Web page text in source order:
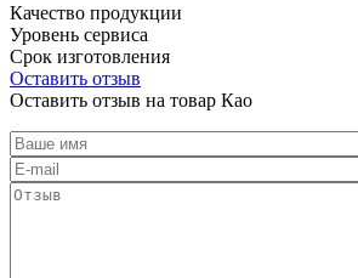
Качество продукции
Уровень сервиса
Срок изготовления
Оставить отзыв
Оставить отзыв на товар Као